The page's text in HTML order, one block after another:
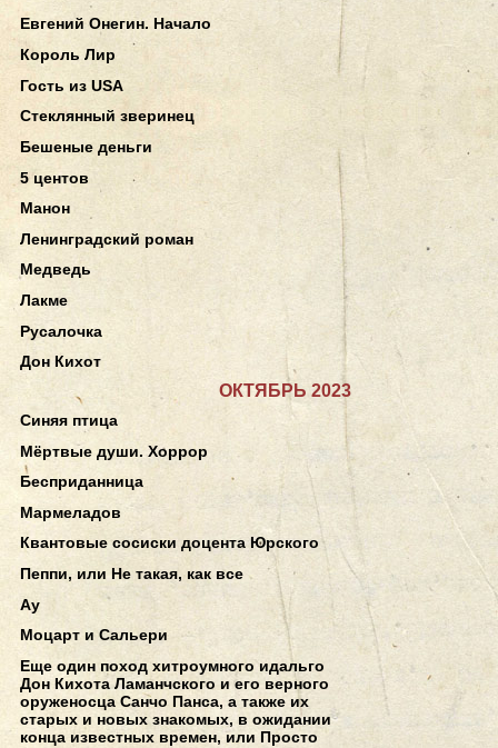
Евгений Онегин. Начало
Король Лир
Гость из USA
Стеклянный зверинец
Бешеные деньги
5 центов
Манон
Ленинградский роман
Медведь
Лакме
Русалочка
Дон Кихот
ОКТЯБРЬ 2023
Синяя птица
Мёртвые души. Хоррор
Бесприданница
Мармеладов
Квантовые сосиски доцента Юрского
Пеппи, или Не такая, как все
Ау
Моцарт и Сальери
Еще один поход хитроумного идальго
Дон Кихота Ламанчского и его верного
оруженосца Санчо Панса, а также их
старых и новых знакомых, в ожидании
конца известных времен, или Просто